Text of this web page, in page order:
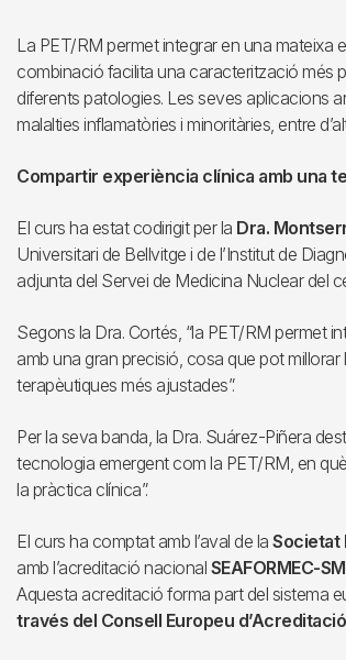
La PET/RM permet integrar en una mateixa
combinació facilita una caracterització més
diferents patologies. Les seves aplicacions
malalties inflamatòries i minoritàries, entre
Compartir experiència clínica amb una
El curs ha estat codirigit per la Dra.
Universitari de Bellvitge i de l’Institut de
adjunta del Servei de Medicina Nuclear del
Segons la Dra. Cortés, “la PET/RM permet
amb una gran precisió, cosa que pot
terapèutiques més ajustades”.
Per la seva banda, la Dra. Suárez-Piñera
tecnologia emergent com la PET/RM, en
la pràctica clínica”.
El curs ha comptat amb l’aval de la Societat
amb l’acreditació nacional SEAFORMEC-
Aquesta acreditació forma part del sistema
través del Consell Europeu